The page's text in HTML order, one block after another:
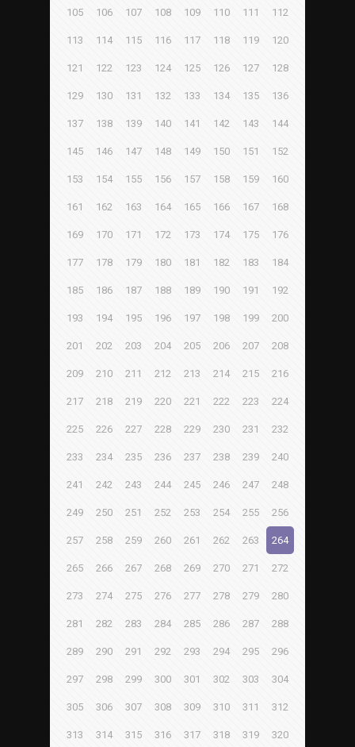
105 106 107 108 109 110 111 112
113 114 115 116 117 118 119 120
121 122 123 124 125 126 127 128
129 130 131 132 133 134 135 136
137 138 139 140 141 142 143 144
145 146 147 148 149 150 151 152
153 154 155 156 157 158 159 160
161 162 163 164 165 166 167 168
169 170 171 172 173 174 175 176
177 178 179 180 181 182 183 184
185 186 187 188 189 190 191 192
193 194 195 196 197 198 199 200
201 202 203 204 205 206 207 208
209 210 211 212 213 214 215 216
217 218 219 220 221 222 223 224
225 226 227 228 229 230 231 232
233 234 235 236 237 238 239 240
241 242 243 244 245 246 247 248
249 250 251 252 253 254 255 256
257 258 259 260 261 262 263 264
265 266 267 268 269 270 271 272
273 274 275 276 277 278 279 280
281 282 283 284 285 286 287 288
289 290 291 292 293 294 295 296
297 298 299 300 301 302 303 304
305 306 307 308 309 310 311 312
313 314 315 316 317 318 319 320